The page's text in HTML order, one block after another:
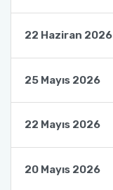
22 Haziran 2026
25 Mayıs 2026
22 Mayıs 2026
20 Mayıs 2026